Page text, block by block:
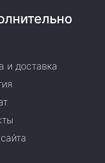
и доставка